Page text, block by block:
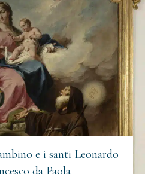
e i santi Leonardo
da Paola